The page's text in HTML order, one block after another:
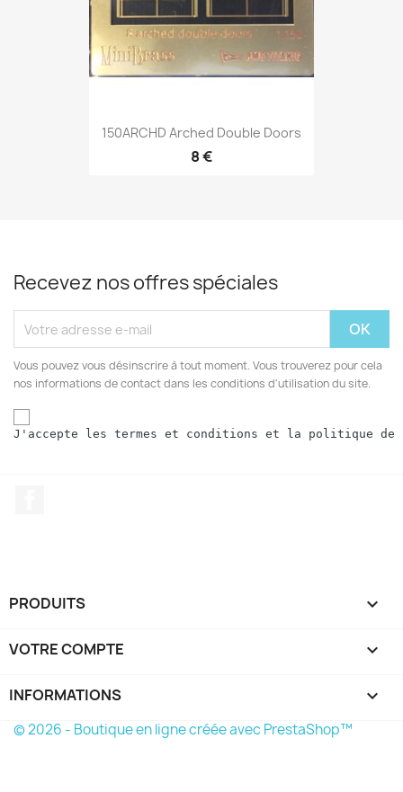
150ARCHD Arched Double Doors
8 €
Recevez nos offres spéciales
Vous pouvez vous désinscrire à tout moment. Vous trouverez pour cela
nos informations de contact dans les conditions d'utilisation du site.
J'accepte les termes et conditions et la politique
PRODUITS 
VOTRE COMPTE 
INFORMATIONS keyboard_arrow_down
© 2026 - Boutique en ligne créée avec PrestaShop™